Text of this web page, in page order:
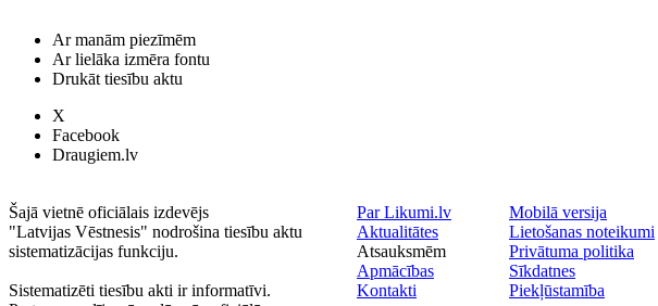
Ar manām piezīmēm
Ar lielāka izmēra fontu
Drukāt tiesību aktu
X
Facebook
Draugiem.lv
Šajā vietnē oficiālais izdevējs
"Latvijas Vēstnesis" nodrošina tiesību aktu
sistematizācijas funkciju.
Sistematizēti tiesību akti ir informatīvi.
Par Likumi.lv
Aktualitātes
Atsauksmēm
Apmācības
Kontakti
Mobilā versija
Lietošanas noteikumi
Privātuma politika
Sīkdatnes
Piekļūstamība